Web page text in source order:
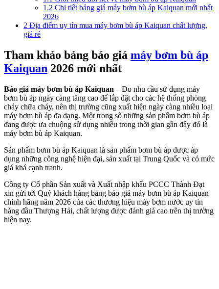
1.2 Chi tiết bảng giá máy bơm bù áp Kaiquan mới nhất
2026
2 Địa điểm uy tín mua máy bơm bù áp Kaiquan chất lượng,
giá rẻ
Tham khảo bảng báo giá máy bơm bù áp
Kaiquan 2026 mới nhất
Báo giá máy bơm bù áp Kaiquan – Do nhu cầu sử dụng máy
bơm bù áp ngày càng tăng cao để lắp đặt cho các hệ thống phòng
cháy chữa cháy, nên thị trường cũng xuất hiện ngày càng nhiều loại
máy bơm bù áp đa dạng. Một trong số những sản phẩm bơm bù áp
đang được ưa chuộng sử dụng nhiều trong thời gian gần đây đó là
máy bơm bù áp Kaiquan.
Sản phẩm bơm bù áp Kaiquan là sản phẩm bơm bù áp được áp
dụng những công nghệ hiện đại, sản xuất tại Trung Quốc và có mức
giá khá cạnh tranh.
Công ty Cổ phần Sản xuất và Xuất nhập khẩu PCCC Thành Đạt
xin gửi tới Quý khách hàng bảng báo giá máy bơm bù áp Kaiquan
chính hãng năm 2026 của các thương hiệu máy bơm nước uy tín
hàng đầu Thượng Hải, chất lượng được đánh giá cao trên thị trường
hiện nay.